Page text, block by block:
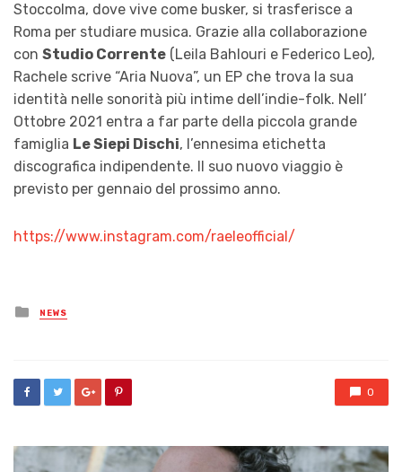
Stoccolma, dove vive come busker, si trasferisce a
Roma per studiare musica. Grazie alla collaborazione
con Studio Corrente (Leila Bahlouri e Federico Leo),
Rachele scrive “Aria Nuova”, un EP che trova la sua
identità nelle sonorità più intime dell’indie-folk. Nell’
Ottobre 2021 entra a far parte della piccola grande
famiglia Le Siepi Dischi, l’ennesima etichetta
discografica indipendente. Il suo nuovo viaggio è
previsto per gennaio del prossimo anno.
https://www.instagram.com/raeleofficial/
Posted
in
NEWS
0